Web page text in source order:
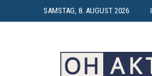
SAMSTAG, 8. AUGUST 2026